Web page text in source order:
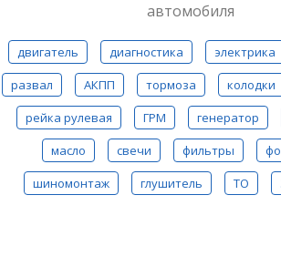
автомобиля
двигатель диагностика электрика
развал
АКПП тормоза колодки
рейка рулевая
ГРМ генератор
масло
свечи фильтры
шиномонтаж
глушитель ТО